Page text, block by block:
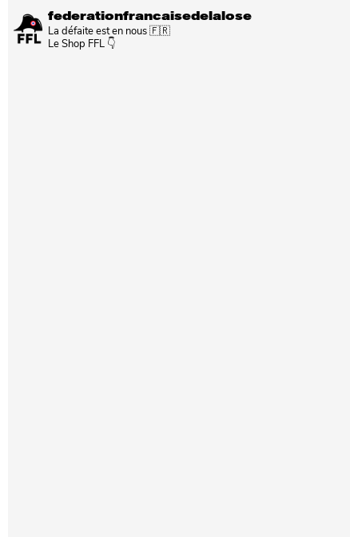
federationfrancaisedelalose
La défaite est en nous 🇫🇷
Le Shop FFL 👇